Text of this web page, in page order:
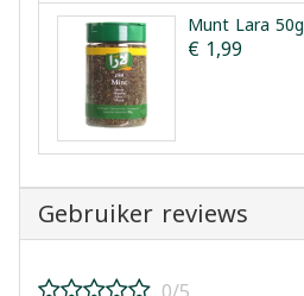
Munt Lara 50g
€ 1,99
Gebruiker reviews